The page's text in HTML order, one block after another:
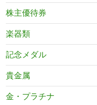
株主優待券
楽器類
記念メダル
貴金属
金・プラチナ